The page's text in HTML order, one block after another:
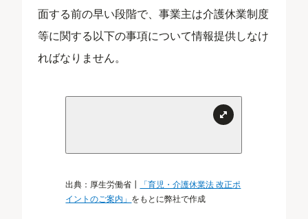
面する前の早い段階で、事業主は介護休業制度
等に関する以下の事項について情報提供しなけ
ればなりません。
出典：厚生労働省┃
「育児・介護休業法 改正ポ
イントのご案内」 をもとに弊社で作成